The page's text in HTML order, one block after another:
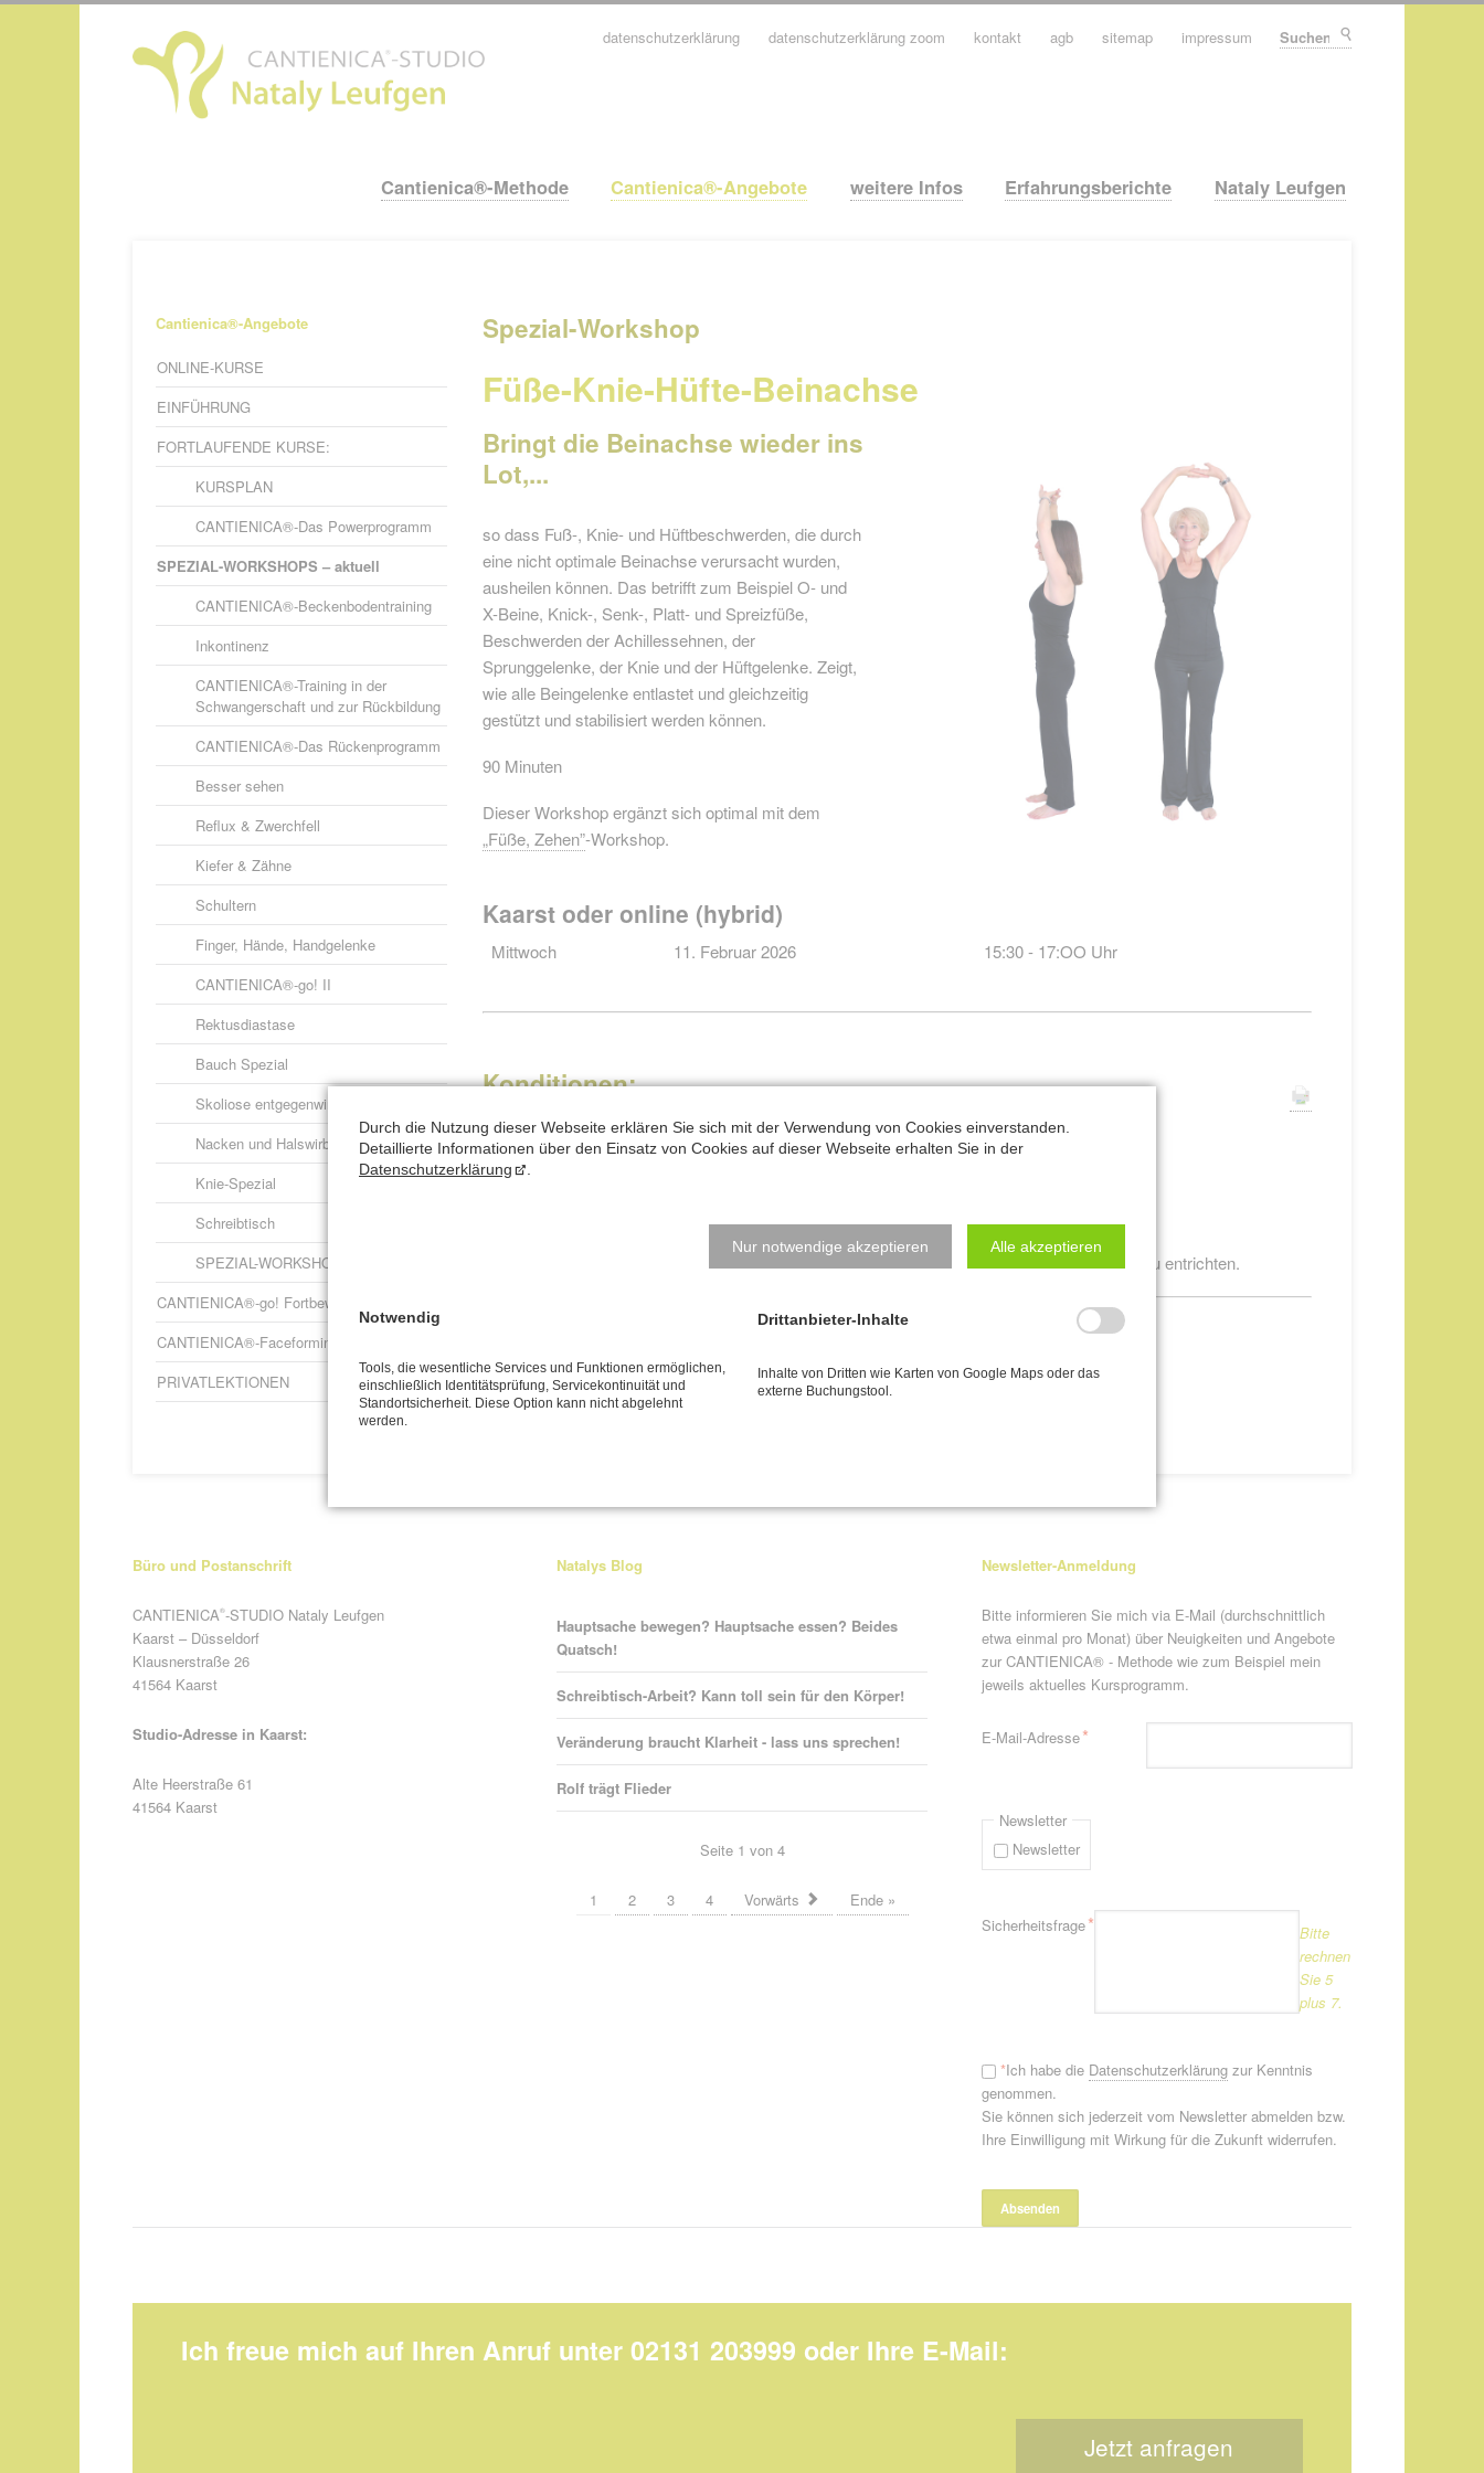
Navigation
Cantienica®-Methode Cantienica®-Angebote weitere Infos Erfahrungsberichte Nataly Leufgen
überspringen
datenschutzerklärung datenschutzerklärung zoom kontakt agb sitemap impressum
Spezial-Workshop
Füße-Knie-Hüfte-Beinachse
Bringt die Beinachse wieder ins
Lot,...
so dass Fuß-, Knie- und Hüftbeschwerden, die durch
eine nicht optimale Beinachse verursacht wurden,
ausheilen können. Das betrifft zum Beispiel O- und
X-Beine, Knick-, Senk-, Platt- und Spreizfüße,
Beschwerden der Achillessehnen, der
Sprunggelenke, der Knie und der Hüftgelenke. Zeigt,
wie alle Beingelenke entlastet und gleichzeitig
gestützt und stabilisiert werden können.
90 Minuten
Dieser Workshop ergänzt sich optimal mit dem
„Füße, Zehen”-Workshop.
Kaarst oder online (hybrid)
Mittwoch 11. Februar 2026 15:30 - 17:OO Uhr
Konditionen:
Kursgebühr für 90 Minuten: 55 €
ab 4 Teilnehmer
Abmeldungen spätestens 1 Woche vorher. Bei späterer Abmeldung ist die volle Kursgebühr zu entrichten.
Navigation
Cantienica®-Angebote
ONLINE-KURSE
EINFÜHRUNG
FORTLAUFENDE KURSE:
KURSPLAN
CANTIENICA®-Das Powerprogramm
SPEZIAL-WORKSHOPS – aktuell
CANTIENICA®-Beckenbodentraining
Inkontinenz
CANTIENICA®-Training in der
Schwangerschaft und zur Rückbildung
CANTIENICA®-Das Rückenprogramm
Besser sehen
Reflux & Zwerchfell
Kiefer & Zähne
Schultern
Finger, Hände, Handgelenke
CANTIENICA®-go! II
Rektusdiastase
Bauch Spezial
Skoliose entgegenwirken
Nacken und Halswirbelsäule
Knie-Spezial
Schreibtisch
SPEZIAL-WORKSHOPS – weitere
CANTIENICA®-go! Fortbewegung 2.0
CANTIENICA®-Faceforming
PRIVATLEKTIONEN
Büro und Postanschrift
CANTIENICA®-STUDIO Nataly Leufgen
Kaarst – Düsseldorf
Klausnerstraße 26
41564 Kaarst
Studio-Adresse in Kaarst:
Alte Heerstraße 61
41564 Kaarst
Natalys Blog
Hauptsache bewegen? Hauptsache essen? Beides
Quatsch!
Schreibtisch-Arbeit? Kann toll sein für den Körper!
Veränderung braucht Klarheit - lass uns sprechen!
Rolf trägt Flieder
Seite 1 von 4
1 2 3 4 Vorwärts Ende »
Newsletter-Anmeldung
Bitte informieren Sie mich via E-Mail (durchschnittlich
etwa einmal pro Monat) über Neuigkeiten und Angebote
zur CANTIENICA® - Methode wie zum Beispiel mein
jeweils aktuelles Kursprogramm.
Pflichtfeld
E-Mail-Adresse*
Newsletter
Newsletter
Pflichtfeld
Sicherheitsfrage*
Bitte
rechnen
Sie 5
plus 7.
*Ich habe die Datenschutzerklärungzur Kenntnis
genommen.
Sie können sich jederzeit vom Newsletter abmelden bzw.
Ihre Einwilligung mit Wirkung für die Zukunft widerrufen.
Ich freue mich auf Ihren Anruf unter 02131 203999 oder Ihre E-Mail:
Jetzt anfragen
Durch die Nutzung dieser Webseite erklären Sie sich mit der Verwendung von Cookies einverstanden.
Detaillierte Informationen über den Einsatz von Cookies auf dieser Webseite erhalten Sie in der
Datenschutzerklärung
Nur notwendige akzeptieren Alle akzeptieren
Notwendig
Tools, die wesentliche Services und Funktionen ermöglichen,
einschließlich Identitätsprüfung, Servicekontinuität und
Standortsicherheit. Diese Option kann nicht abgelehnt
werden.
Drittanbieter-Inhalte
Inhalte von Dritten wie Karten von Google Maps oder das
externe Buchungstool.